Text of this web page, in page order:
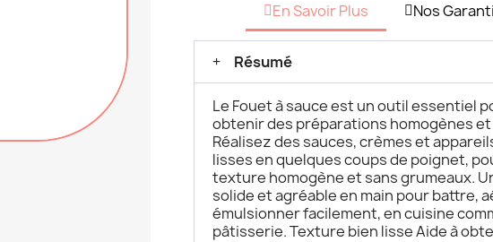
En Savoir Plus Nos
Résumé
Le Fouet à sauce est un outil essentiel
obtenir des préparations homogènes et
Réalisez des sauces, crèmes et
lisses en quelques coups de poignet,
texture homogène et sans grumeaux.
solide et agréable en main pour battre,
émulsionner facilement, en cuisine
pâtisserie. Texture bien lisse Aide à